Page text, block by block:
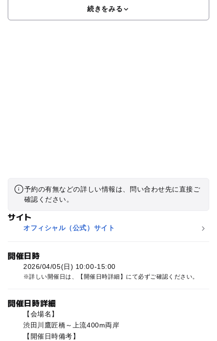
続きをみる
予約の有無などの詳しい情報は、問い合わせ先に直接ご
確認ください。
サイト
オフィシャル（公式）サイト
開催日時
2026/04/05(日) 10:00-15:00
詳しい開催日は、【開催日時詳細】にて必ずご確認ください。
開催日時詳細
【会場名】
渋田川鷹匠橋～上流400m両岸
【開催日時備考】